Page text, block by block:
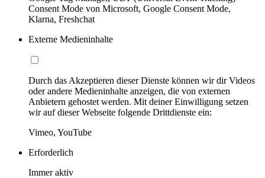
Consent Mode von Microsoft, Google Consent Mode,
Klarna, Freshchat
Externe Medieninhalte
Durch das Akzeptieren dieser Dienste können wir dir Videos
oder andere Medieninhalte anzeigen, die von externen
Anbietern gehostet werden. Mit deiner Einwilligung setzen
wir auf dieser Webseite folgende Drittdienste ein:
Vimeo, YouTube
Erforderlich
Immer aktiv